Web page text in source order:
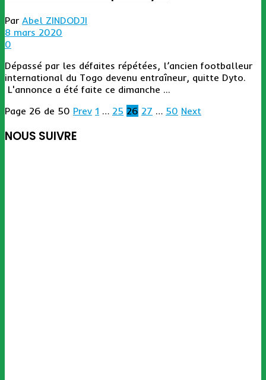
Par Abel ZINDODJI
8 mars 2020
0
Dépassé par les défaites répétées, l’ancien footballeur
international du Togo devenu entraîneur, quitte Dyto.
L'annonce a été faite ce dimanche ...
Page 26 de 50 Prev 1 … 25 26 27 … 50 Next
NOUS SUIVRE